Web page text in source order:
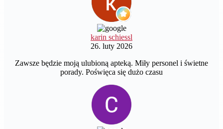
karin schiessl
26. luty 2026
Zawsze będzie moją ulubioną apteką. Miły personel i świetne
porady. Poświęca się dużo czasu